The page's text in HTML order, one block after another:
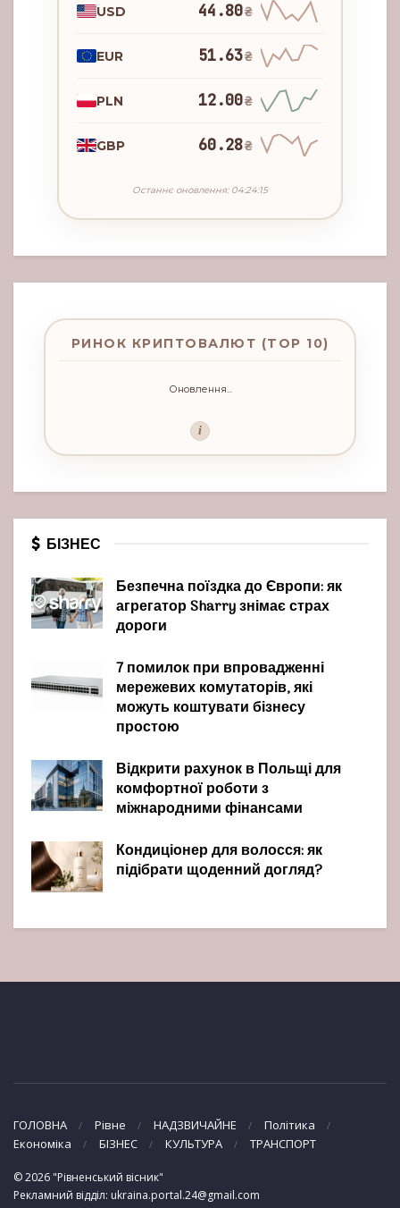
USD 44.80₴
EUR 51.63₴
PLN 12.00₴
GBP 60.28₴
Останнє оновлення: 04:24:15
РИНОК КРИПТОВАЛЮТ (TOP 10)
Оновлення...
i
БІЗНЕС
Безпечна поїздка до Європи: як
агрегатор Sharry знімає страх
дороги
7 помилок при впровадженні
мережевих комутаторів, які
можуть коштувати бізнесу
простою
Відкрити рахунок в Польщі для
комфортної роботи з
міжнародними фінансами
Кондиціонер для волосся: як
підібрати щоденний догляд?
ГОЛОВНА Рівне НАДЗВИЧАЙНЕ
Політика
Економіка
БІЗНЕС КУЛЬТУРА ТРАНСПОРТ
© 2026 "Рівненський вісник"
Рекламний відділ: ukraina.portal.24@gmail.com